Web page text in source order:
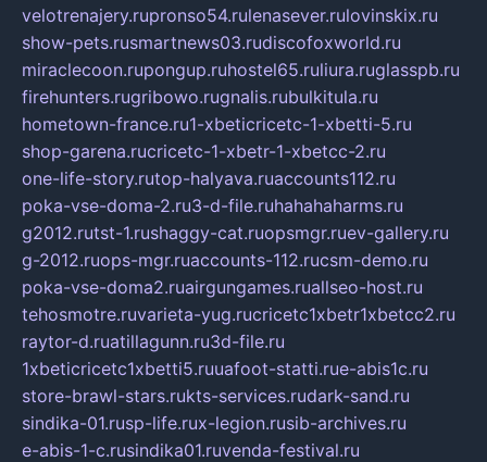
velotrenajery.rupronso54.rulenasever.rulovinskix.ru
show-pets.rusmartnews03.rudiscofoxworld.ru
miraclecoon.rupongup.ruhostel65.ruliura.ruglasspb.ru
firehunters.rugribowo.rugnalis.rubulkitula.ru
hometown-france.ru1-xbeticricetc-1-xbetti-5.ru
shop-garena.rucricetc-1-xbetr-1-xbetcc-2.ru
one-life-story.rutop-halyava.ruaccounts112.ru
poka-vse-doma-2.ru3-d-file.ruhahahaharms.ru
g2012.rutst-1.rushaggy-cat.ruopsmgr.ruev-gallery.ru
g-2012.ruops-mgr.ruaccounts-112.rucsm-demo.ru
poka-vse-doma2.ruairgungames.ruallseo-host.ru
tehosmotre.ruvarieta-yug.rucricetc1xbetr1xbetcc2.ru
raytor-d.ruatillagunn.ru3d-file.ru
1xbeticricetc1xbetti5.ruuafoot-statti.rue-abis1c.ru
store-brawl-stars.rukts-services.rudark-sand.ru
sindika-01.rusp-life.rux-legion.rusib-archives.ru
e-abis-1-c.rusindika01.ruvenda-festival.ru